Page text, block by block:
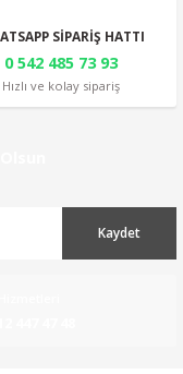
SİPARİŞ HATTI
0 542 485 73 93
Hızlı ve kolay sipariş
Kaydet